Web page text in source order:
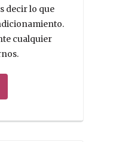
decir lo que
cualquier